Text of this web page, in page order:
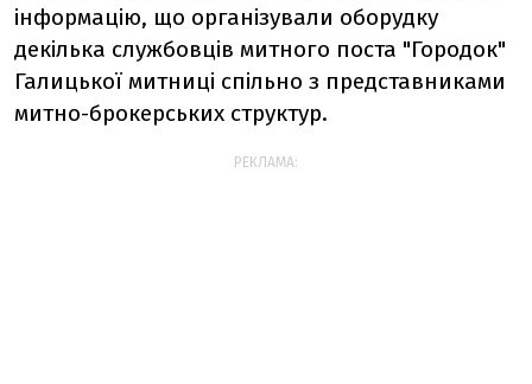
інформацію, що організували оборудку
декілька службовців митного поста "Городок"
Галицької митниці спільно з представниками
митно-брокерських структур.
РЕКЛАМА: